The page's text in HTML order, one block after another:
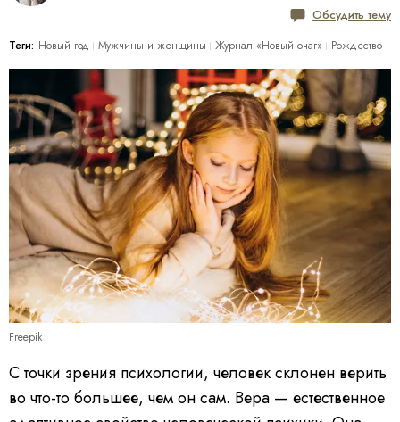
Обсудить тему
Теги: Новый год Мужчины и женщины Журнал «Новый очаг» Рождество
Freepik
С точки зрения психологии, человек склонен верить
во что-то большее, чем он сам. Вера — естественное